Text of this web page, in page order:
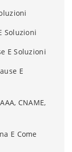
Soluzioni
E Soluzioni
E
CNAME,
E Come